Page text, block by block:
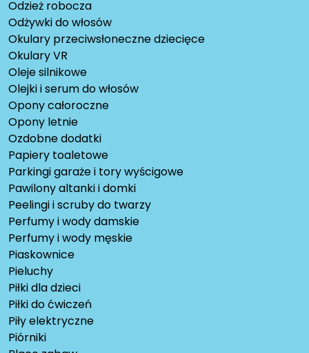
Odzież robocza
Odżywki do włosów
Okulary przeciwsłoneczne dziecięce
Okulary VR
Oleje silnikowe
Olejki i serum do włosów
Opony całoroczne
Opony letnie
Ozdobne dodatki
Papiery toaletowe
Parkingi garaże i tory wyścigowe
Pawilony altanki i domki
Peelingi i scruby do twarzy
Perfumy i wody damskie
Perfumy i wody męskie
Piaskownice
Pieluchy
Piłki dla dzieci
Piłki do ćwiczeń
Piły elektryczne
Piórniki